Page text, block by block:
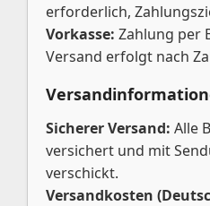
erforderlich,
Vorkasse: Zahlung per
Versand erfolgt nach
Sicherer Versand: Alle
versichert und mit
verschickt.
Versandkosten